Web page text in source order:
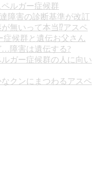
ルガー症候群
障害の診断基準が改訂
無いって本当⁉︎アスペ
お父さん
…障害は遺伝する?
ルガー症候群の人に向い
なクンにまつわるアスペ